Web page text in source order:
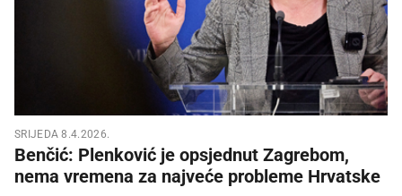
SRIJEDA 8.4.2026.
Benčić: Plenković je opsjednut Zagrebom,
nema vremena za najveće probleme Hrvatske